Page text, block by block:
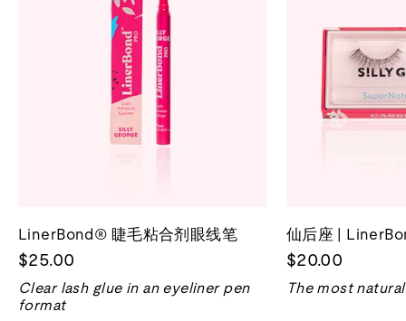
LinerBond® 睫毛粘合剂眼线笔
$25.00
Clear lash glue in an eyeliner pen
format
仙后座 |
$20.00
The most